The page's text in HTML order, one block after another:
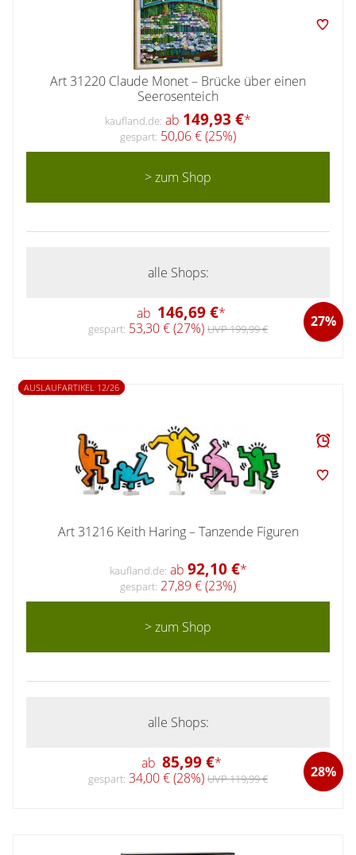
Art 31220 Claude Monet – Brücke über einen
Seerosenteich
kaufland.de: ab 149,93 €*
gespart: 50,06 € (25%)
> zum Shop
alle Shops:
ab 146,69 €* 27%
gespart: 53,30 € (27%) UVP 199,99 €
AUSLAUFARTIKEL 12/26
Art 31216 Keith Haring – Tanzende Figuren
kaufland.de: ab 92,10 €*
gespart: 27,89 € (23%)
> zum Shop
alle Shops:
ab 85,99 €* 28%
gespart: 34,00 € (28%) UVP 119,99 €